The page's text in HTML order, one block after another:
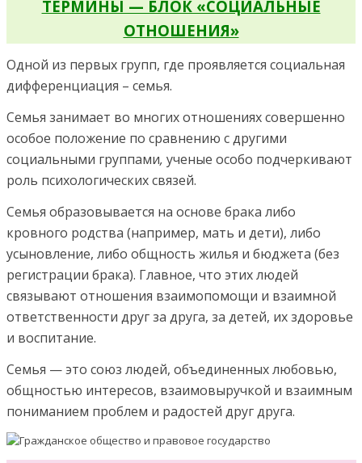
ТЕРМИНЫ — БЛОК «СОЦИАЛЬНЫЕ
ОТНОШЕНИЯ»
Одной из первых групп, где проявляется социальная
дифференциация – семья.
Семья занимает во многих отношениях совершенно
особое положение по сравнению с другими
социальными группами, ученые особо подчеркивают
роль психологических связей.
Семья образовывается на основе брака либо
кровного родства (например, мать и дети), либо
усыновление, либо общность жилья и бюджета (без
регистрации брака). Главное, что этих людей
связывают отношения взаимопомощи и взаимной
ответственности друг за друга, за детей, их здоровье
и воспитание.
Семья — это союз людей, объединенных любовью,
общностью интересов, взаимовыручкой и взаимным
пониманием проблем и радостей друг друга.